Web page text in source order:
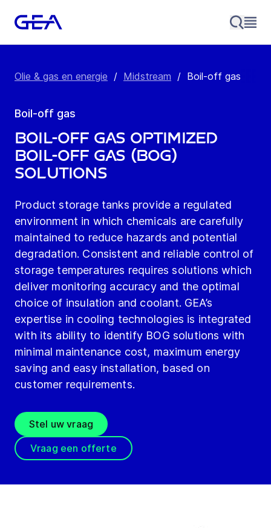
Olie & gas en energie / Midstream / Boil-off gas
Boil-off gas
Boil-off gas OPTIMIZED
BOIL-OFF GAS (BOG)
SOLUTIONS
Product storage tanks provide a regulated
environment in which chemicals are carefully
maintained to reduce hazards and potential
degradation. Consistent and reliable control of
storage temperatures requires solutions which
deliver monitoring accuracy and the optimal
choice of insulation and coolant. GEA’s
expertise in cooling technologies is integrated
with its ability to identify BOG solutions with
minimal maintenance cost, maximum energy
saving and easy installation, based on
customer requirements.
Stel uw vraag
Vraag een offerte